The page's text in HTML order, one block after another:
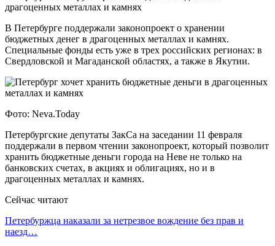
драгоценных металлах и камнях
В Петербурге поддержали законопроект о хранении
бюджетных денег в драгоценных металлах и камнях.
Специальные фонды есть уже в трех российских регионах: в
Свердловской и Магаданской областях, а также в Якутии.
Фото: Neva.Today
Петербургские депутаты ЗакСа на заседании 11 февраля
поддержали в первом чтении законопроект, который позволит
хранить бюджетные деньги города на Неве не только на
банковских счетах, в акциях и облигациях, но и в
драгоценных металлах и камнях.
Сейчас читают
Петербуржца наказали за нетрезвое вождение без прав и
наезд…